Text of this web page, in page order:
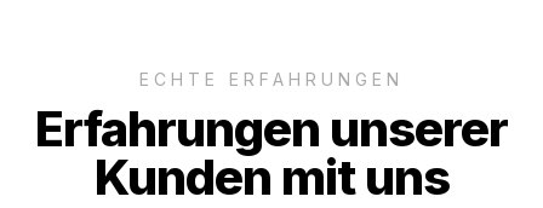
ECHTE ERFAHRUNGEN
Erfahrungen unserer
Kunden mit uns